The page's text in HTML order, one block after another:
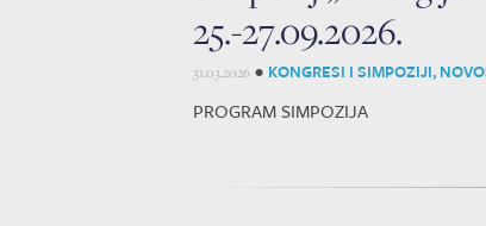
25.-27.09.2026.
31.03.2026 • KONGRESI I SIMPOZIJI,
PROGRAM SIMPOZIJA